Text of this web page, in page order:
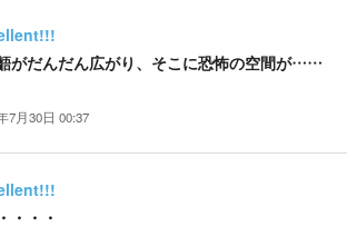
がだんだん広がり、そこに恐怖の空間が……
7月30日 00:37
・・・